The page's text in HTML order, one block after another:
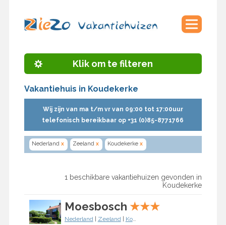
Klik om te filteren
Vakantiehuis in Koudekerke
Wij zijn van ma t/m vr van 09:00 tot 17:00uur
telefonisch bereikbaar op +31 (0)85-8771766
Nederland x Zeeland x Koudekerke x
1 beschikbare vakantiehuizen gevonden in
Koudekerke
Moesbosch ★★★
Nederland| Zeeland| Koudekerke